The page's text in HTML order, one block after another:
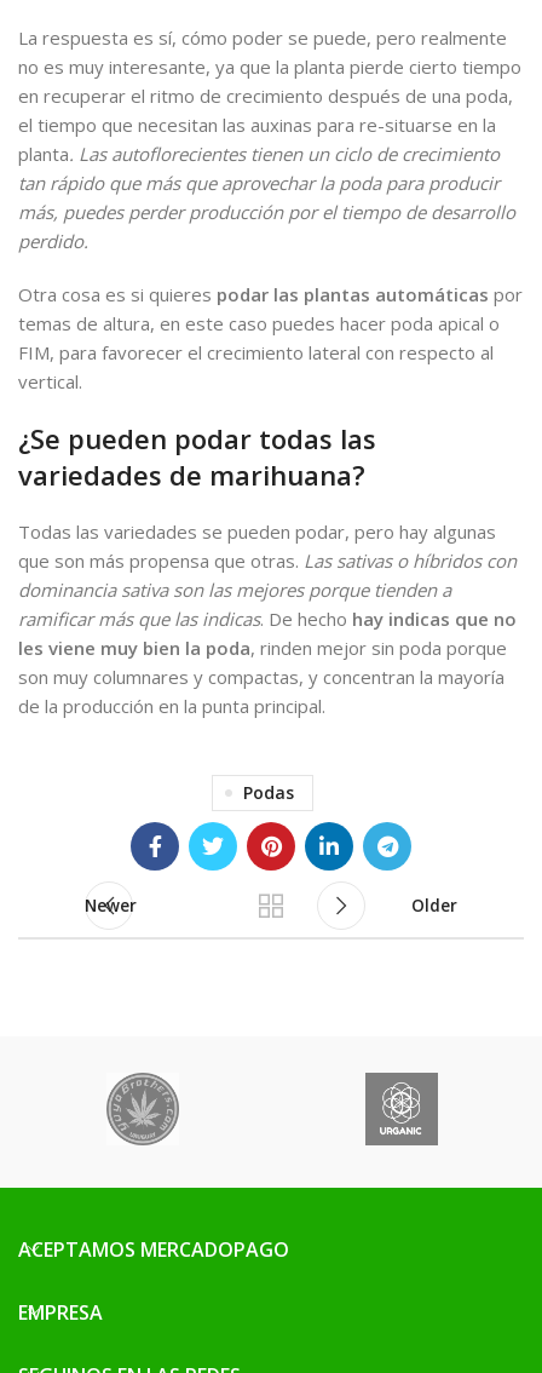
La respuesta es sí, cómo poder se puede, pero realmente
no es muy interesante, ya que la planta pierde cierto tiempo
en recuperar el ritmo de crecimiento después de una poda,
el tiempo que necesitan las auxinas para re-situarse en la
planta. Las autoflorecientes tienen un ciclo de crecimiento
tan rápido que más que aprovechar la poda para producir
más, puedes perder producción por el tiempo de desarrollo
perdido.
Otra cosa es si quieres podar las plantas automáticas por
temas de altura, en este caso puedes hacer poda apical o
FIM, para favorecer el crecimiento lateral con respecto al
vertical.
¿Se pueden podar todas las
variedades de marihuana?
Todas las variedades se pueden podar, pero hay algunas
que son más propensa que otras. Las sativas o híbridos con
dominancia sativa son las mejores porque tienden a
ramificar más que las indicas. De hecho hay indicas que no
les viene muy bien la poda, rinden mejor sin poda porque
son muy columnares y compactas, y concentran la mayoría
de la producción en la punta principal.
Podas
Newer Older
ACEPTAMOS MERCADOPAGO
EMPRESA